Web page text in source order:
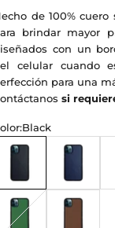
de 100%
brindar mayor
con un
celular cuando
para una
si
Black
Black
Azul Marino
Forest GreenMocha